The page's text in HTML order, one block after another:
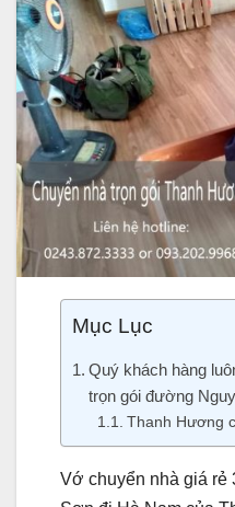
Mục Lục
Quý khách hàng
trọn gói đường
Thanh Hương
Vớ chuyển nhà giá rẻ